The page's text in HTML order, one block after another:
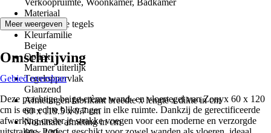
Verkoopruimte, Woonkamer, Badkamer
Materiaal
Keramische tegels
Kleurfamilie
Beige
Optiek
Marmer uiterlijk
Tegeloppervlak
Glanzend
Afmetingen fabrikant breedte x lengte x dikte in cm
60 x 119.5 x 0.7 cm
Nominale afmeting in cm
Meer weergeven
Omschrijving
Gebied overslaan
Deze prachtige beige-crème wand- en vloertegel van Zonyx 60 x 120
cm is een echte blikvanger in elke ruimte. Dankzij de gerectificeerde
afwerking creëer je strakke voegen voor een moderne en verzorgde